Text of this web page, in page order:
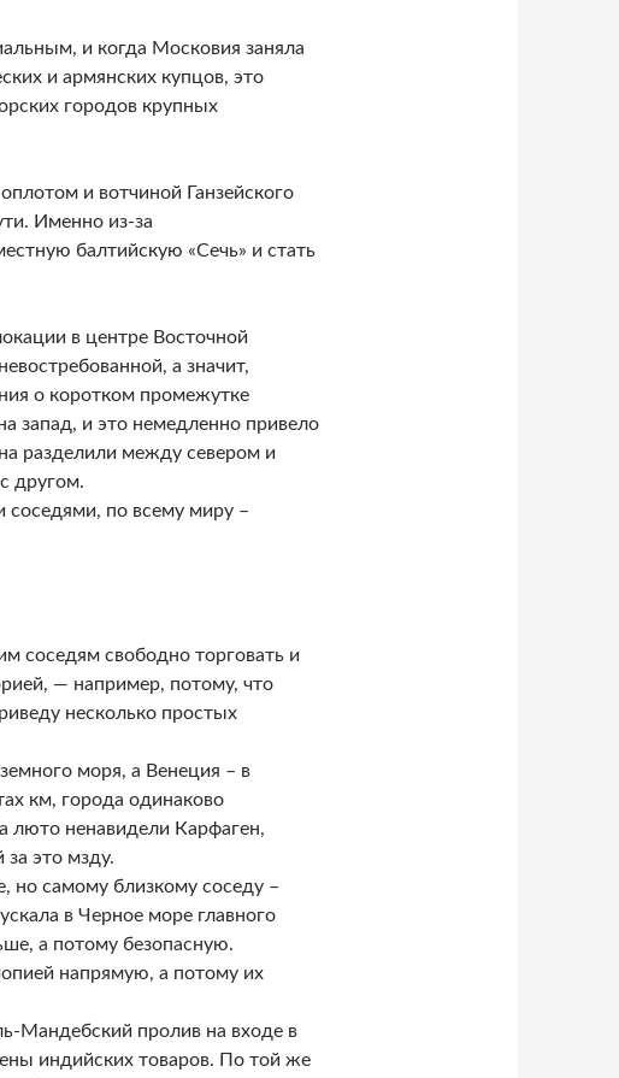
и когда Московия заняла
и армянских купцов, это
городов крупных
и вотчиной Ганзейского
Именно из-за
балтийскую «Сечь» и стать
в центре Восточной
а значит,
о коротком промежутке
запад, и это немедленно привело
разделили между севером и
другом.
соседями, по всему миру –
соседям свободно торговать и
— например, потому, что
несколько простых
моря, а Венеция – в
км, города одинаково
люто ненавидели Карфаген,
за это мзду.
но самому близкому соседу –
в Черное море главного
а потому безопасную.
напрямую, а потому их
Мандебский пролив на входе в
индийских товаров. По той же